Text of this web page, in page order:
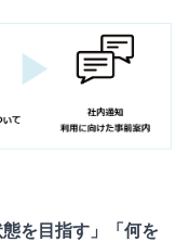
態を目指す」「何を